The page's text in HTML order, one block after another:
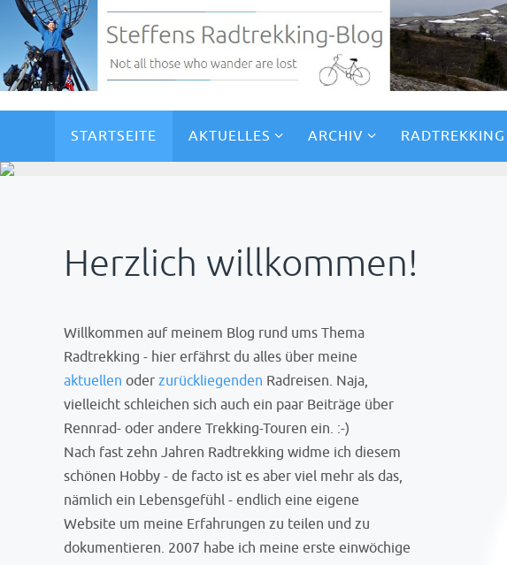
STARTSEITE AKTUELLES ARCHIV RADTREKKING
Herzlich willkommen!
Willkommen auf meinem Blog rund ums Thema
Radtrekking - hier erfährst du alles über meine
aktuellen oder zurückliegenden Radreisen. Naja,
vielleicht schleichen sich auch ein paar Beiträge über
Rennrad- oder andere Trekking-Touren ein. :-)
Nach fast zehn Jahren Radtrekking widme ich diesem
schönen Hobby - de facto ist es aber viel mehr als das,
nämlich ein Lebensgefühl - endlich eine eigene
Website um meine Erfahrungen zu teilen und zu
dokumentieren. 2007 habe ich meine erste einwöchige